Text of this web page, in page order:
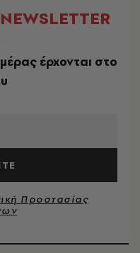
έρχονται στο
Προστασίας